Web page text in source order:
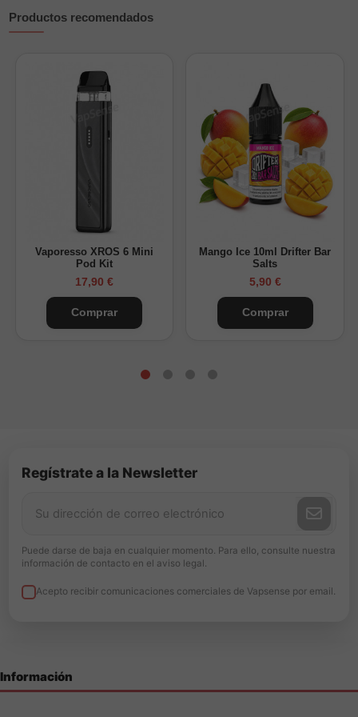
Productos recomendados
Vaporesso XROS 6 Mini
Pod Kit
17,90 €
Comprar
Mango Ice 10ml Drifter Bar
Salts
5,90 €
Comprar
Regístrate a la Newsletter
Puede darse de baja en cualquier momento. Para ello, consulte nuestra
información de contacto en el aviso legal.
Acepto recibir comunicaciones comerciales de Vapsense por email.
Información